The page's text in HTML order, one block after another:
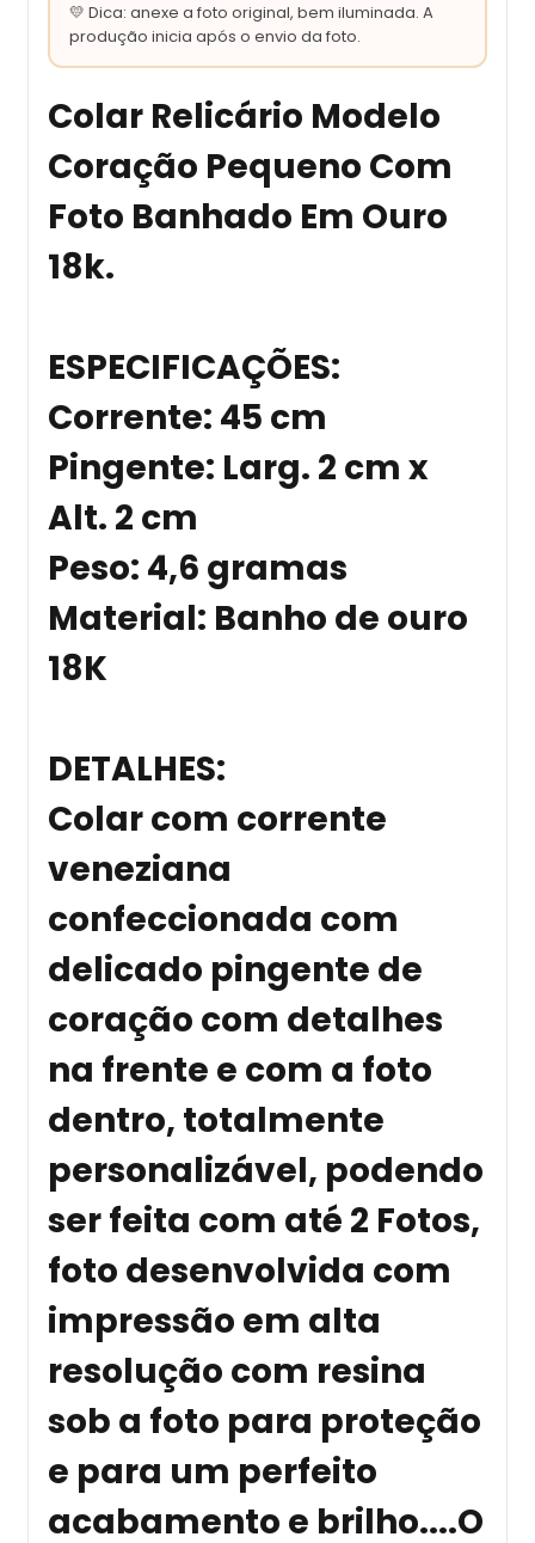
💛 Dica: anexe a foto original, bem iluminada. A
produção inicia após o envio da foto.
Colar Relicário Modelo
Coração Pequeno Com
Foto Banhado Em Ouro
18k.
ESPECIFICAÇÕES:
Corrente: 45 cm
Pingente: Larg. 2 cm x
Alt. 2 cm
Peso: 4,6 gramas
Material: Banho de ouro
18K
DETALHES:
Colar com corrente
veneziana
confeccionada com
delicado pingente de
coração com detalhes
na frente e com a foto
dentro, totalmente
personalizável, podendo
ser feita com até 2 Fotos,
foto desenvolvida com
impressão em alta
resolução com resina
sob a foto para proteção
e para um perfeito
acabamento e brilho....O